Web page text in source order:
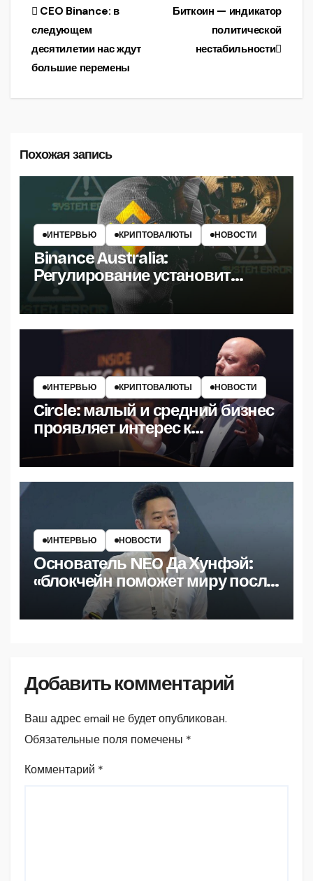
пандемии»
Навигация
по
записям
Биткоин — индикатор
политической
нестабильности
CEO Binance: в
следующем
десятилетии нас ждут
большие перемены
Похожая запись
ИНТЕРВЬЮ КРИПТОВАЛЮТЫ НОВОСТИ
Binance Australia:
Регулирование установит
высокие стандарты в
криптоиндустрии
ИНТЕРВЬЮ КРИПТОВАЛЮТЫ НОВОСТИ
Circle: малый и средний бизнес
проявляет интерес к
стейблкоинам
ИНТЕРВЬЮ НОВОСТИ
Основатель NEO Да Хунфэй:
«блокчейн поможет миру после
пандемии»
Добавить комментарий
Ваш адрес email не будет опубликован.
Обязательные поля помечены *
Комментарий *